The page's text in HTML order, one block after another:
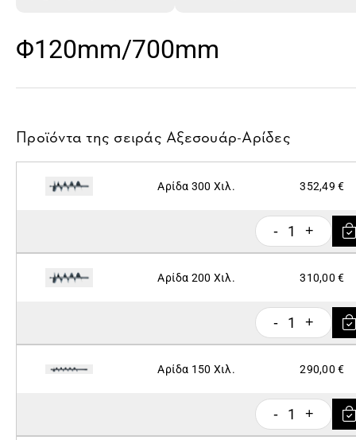
Φ120mm/700mm
Προϊόντα της σειράς Αξεσουάρ-Αρίδες
Αρίδα 300 Χιλ. 352,49 €
- 1 +
Αρίδα 200 Χιλ. 310,00 €
- 1 +
Αρίδα 150 Χιλ. 290,00 €
- 1 +